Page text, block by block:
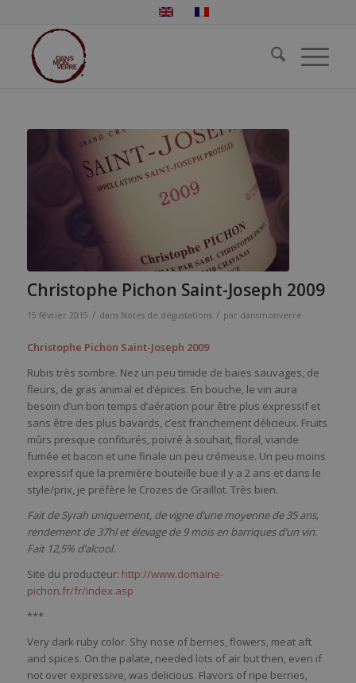
Christophe Pichon Saint-Joseph 2009
15 février 2015 / dans Notes de dégustations / par dansmonverre
Christophe Pichon Saint-Joseph 2009
Rubis très sombre. Nez un peu timide de baies sauvages, de
fleurs, de gras animal et d’épices. En bouche, le vin aura
besoin d’un bon temps d’aération pour être plus expressif et
sans être des plus bavards, c’est franchement délicieux. Fruits
mûrs presque confiturés, poivré à souhait, floral, viande
fumée et bacon et une finale un peu crémeuse. Un peu moins
expressif que la première bouteille bue il y a 2 ans et dans le
style/prix, je préfère le Crozes de Graillot. Très bien.
Fait de Syrah uniquement, de vigne d’une moyenne de 35 ans,
rendement de 37hl et élevage de 9 mois en barriques d’un vin.
Fait 12,5% d’alcool.
Site du producteur: http://www.domaine-
pichon.fr/fr/index.asp
***
Very dark ruby color. Shy nose of berries, flowers, meat aft
and spices. On the palate, needed lots of air but then, even if
not over expressive, was delicious. Flavors of ripe berries,